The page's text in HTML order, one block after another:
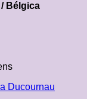
Bélgica
Ducournau